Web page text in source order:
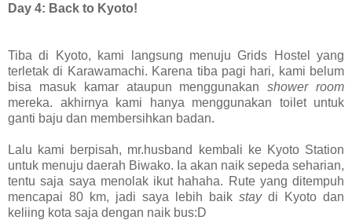
Day 4: Back to Kyoto!
Tiba di Kyoto, kami langsung menuju Grids Hostel yang
terletak di Karawamachi. Karena tiba pagi hari, kami belum
bisa masuk kamar ataupun menggunakanshower room
mereka. akhirnya kami hanya menggunakan toilet untuk
ganti baju dan membersihkan badan.
Lalu kami berpisah, mr.husband kembali ke Kyoto Station
untuk menuju daerah Biwako. Ia akan naik sepeda seharian,
tentu saja saya menolak ikut hahaha. Rute yang ditempuh
mencapai 80 km, jadi saya lebih baik staydi Kyoto dan
keliing kota saja dengan naik bus:D